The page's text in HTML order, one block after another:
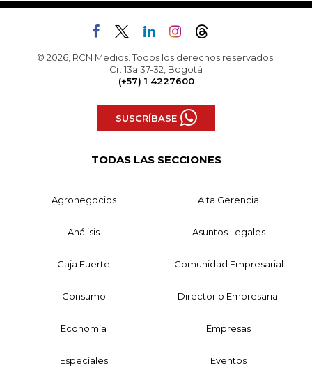
© 2026, RCN Medios. Todos los derechos reservados.
Cr. 13a 37-32, Bogotá
(+57) 1 4227600
SUSCRÍBASE
TODAS LAS SECCIONES
Agronegocios Alta Gerencia
Análisis Asuntos Legales
Caja Fuerte Comunidad Empresarial
Consumo Directorio Empresarial
Economía Empresas
Especiales Eventos